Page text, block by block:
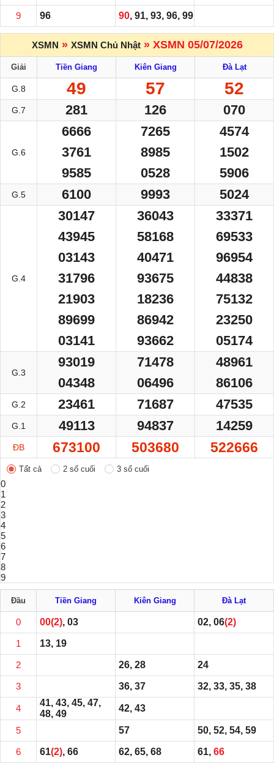
9 96 90, 91, 93, 96, 99
XSMN » XSMN Chủ Nhật» XSMN 05/07/2026
Giải Tiền Giang Kiên Giang Đà Lạt
G.8 49 57 52
G.7 281 126 070
G.6
6666
3761
9585
7265
8985
0528
4574
1502
5906
G.5 6100 9993 5024
G.4
30147
43945
03143
31796
21903
89699
03141
36043
58168
40471
93675
18236
86942
93662
33371
69533
96954
44838
75132
23250
05174
G.3
93019
04348
71478
06496
48961
86106
G.2 23461 71687 47535
G.1 49113 94837 14259
ĐB 673100 503680 522666
Tất cả 2 số cuối 3 số cuối
0
1
2
3
4
5
6
7
8
9
Đầu Tiền Giang Kiên Giang Đà Lạt
0 00(2), 03 02, 06(2)
1 13, 19
2 26, 28 24
3 36, 37 32, 33, 35, 38
4
41, 43, 45, 47,
48, 49
42, 43
5 57 50, 52, 54, 59
6 61(2), 66 62, 65, 68 61, 66